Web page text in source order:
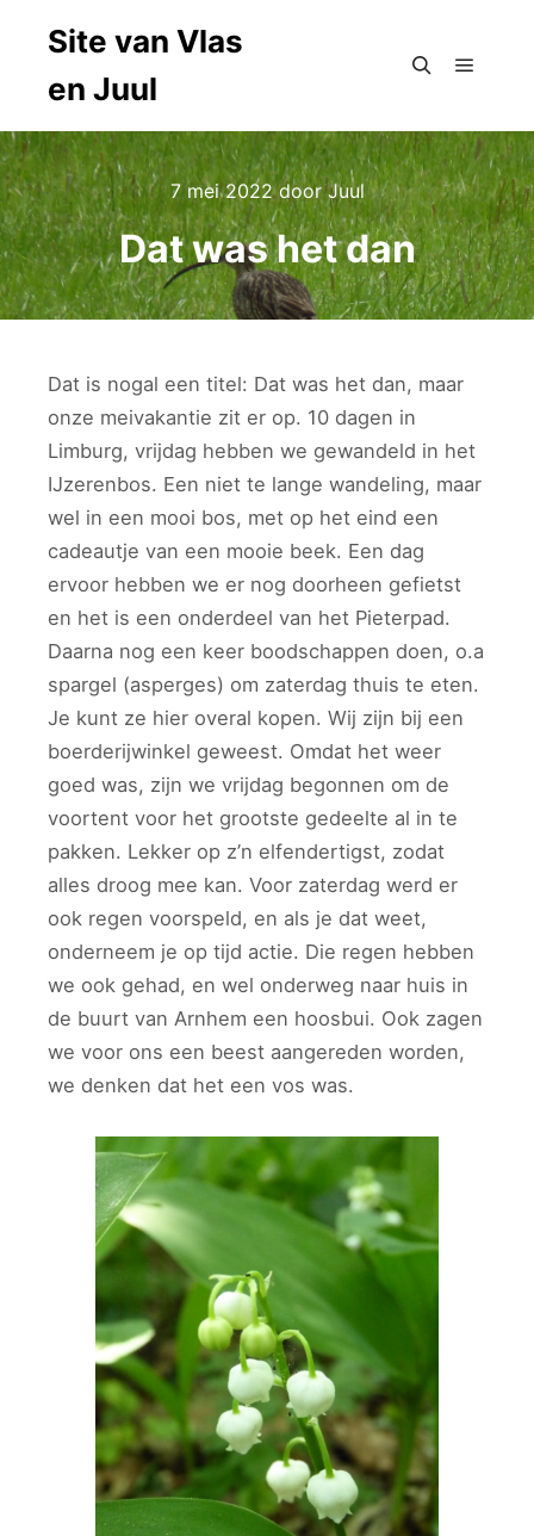
Site van Vlas
en Juul
7 mei 2022doorJuul
Dat was het dan
Dat is nogal een titel: Dat was het dan, maar
onze meivakantie zit er op. 10 dagen in
Limburg, vrijdag hebben we gewandeld in het
IJzerenbos. Een niet te lange wandeling, maar
wel in een mooi bos, met op het eind een
cadeautje van een mooie beek. Een dag
ervoor hebben we er nog doorheen gefietst
en het is een onderdeel van het Pieterpad.
Daarna nog een keer boodschappen doen, o.a
spargel (asperges) om zaterdag thuis te eten.
Je kunt ze hier overal kopen. Wij zijn bij een
boerderijwinkel geweest. Omdat het weer
goed was, zijn we vrijdag begonnen om de
voortent voor het grootste gedeelte al in te
pakken. Lekker op z’n elfendertigst, zodat
alles droog mee kan. Voor zaterdag werd er
ook regen voorspeld, en als je dat weet,
onderneem je op tijd actie. Die regen hebben
we ook gehad, en wel onderweg naar huis in
de buurt van Arnhem een hoosbui. Ook zagen
we voor ons een beest aangereden worden,
we denken dat het een vos was.